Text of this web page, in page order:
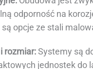
odporność na
opcje ze stali
rozmiar:Systemy są
jednostek do